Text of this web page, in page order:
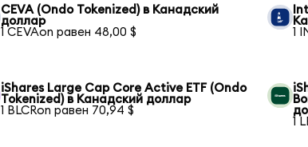
CEVA (Ondo Tokenized) в Канадский
доллар
1 CEVAon равен 48,00 $
1
iShares Large Cap Core Active ETF (Ondo
Tokenized) в Канадский доллар
1 BLCRon равен 70,94 $
1